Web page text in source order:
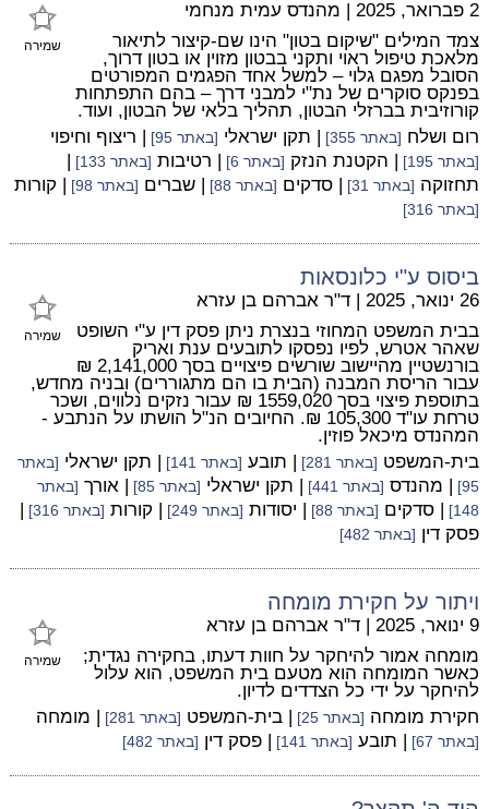
שמירה
2 פברואר, 2025 | מהנדס עמית מנחמי
צמד המילים "שיקום בטון" הינו שם-קיצור לתיאור
מלאכת טיפול ראוי ותקני בבטון מזוין או בטון דרוך,
הסובל מפגם גלוי – למשל אחד הפגמים המפורטים
בפנקס סוקרים של נת"י למבני דרך – בהם התפתחות
קורוזיבית בברזלי הבטון, תהליך בלאי של הבטון, ועוד.
רום ושלח [באתר 355] | תקן ישראלי [באתר 95] | ריצוף וחיפוי
[באתר 195] | הקטנת הנזק [באתר 6] | רטיבות [באתר 133]
|
תחזוקה [באתר 31] | סדקים [באתר 88] | שברים [באתר 98] | קורות
[באתר 316]
ביסוס ע"י כלונסאות
שמירה
26 ינואר, 2025 | ד"ר אברהם בן עזרא
בבית המשפט המחוזי בנצרת ניתן פסק דין ע"י השופט
שאהר אטרש, לפיו נפסקו לתובעים ענת ואריק
בורנשטיין מהיישוב שורשים פיצויים בסך 2,141,000 ₪
עבור הריסת המבנה (הבית בו הם מתגוררים) ובניה מחדש,
בתוספת פיצוי בסך 1559,020 ₪ עבור נזקים נלווים, ושכר
טרחת עו"ד 105,300 ₪. החיובים הנ"ל הושתו על הנתבע -
המהנדס מיכאל פוזין.
בית-המשפט [באתר 281] | תובע [באתר 141] | תקן ישראלי [באתר
95]
| מהנדס [באתר 441] | תקן ישראלי [באתר 85] | אורך [באתר
148]
| סדקים [באתר 88] | יסודות [באתר 249] | קורות [באתר 316]
|
פסק דין [באתר 482]
ויתור על חקירת מומחה
שמירה
9 ינואר, 2025 | ד"ר אברהם בן עזרא
מומחה אמור להיחקר על חוות דעתו, בחקירה נגדית;
כאשר המומחה הוא מטעם בית המשפט, הוא עלול
להיחקר על ידי כל הצדדים לדיון.
חקירת מומחה [באתר 25] | בית-המשפט [באתר 281] | מומחה
[באתר 67] | תובע [באתר 141] | פסק דין [באתר 482]